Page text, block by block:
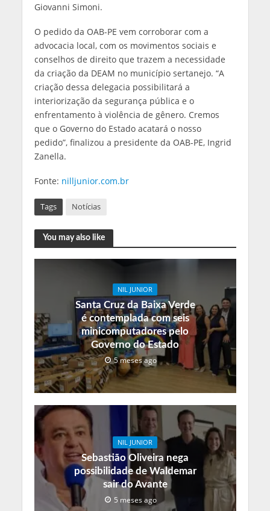
Giovanni Simoni.
O pedido da OAB-PE vem corroborar com a
advocacia local, com os movimentos sociais e
conselhos de direito que trazem a necessidade
da criação da DEAM no município sertanejo. “A
criação dessa delegacia possibilitará a
interiorização da segurança pública e o
enfrentamento à violência de gênero. Cremos
que o Governo do Estado acatará o nosso
pedido”, finalizou a presidente da OAB-PE, Ingrid
Zanella.
Fonte: nilljunior.com.br
Tags Notícias
You may also like
NIL JUNIOR
Santa Cruz da Baixa Verde
é contemplada com seis
minicomputadores pelo
Governo do Estado
5 meses ago
NIL JUNIOR
Sebastião Oliveira nega
possibilidade de Waldemar
sair do Avante
5 meses ago